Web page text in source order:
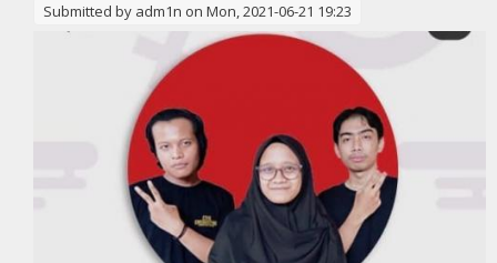
Submitted by adm1n on Mon, 2021-06-21 19:23